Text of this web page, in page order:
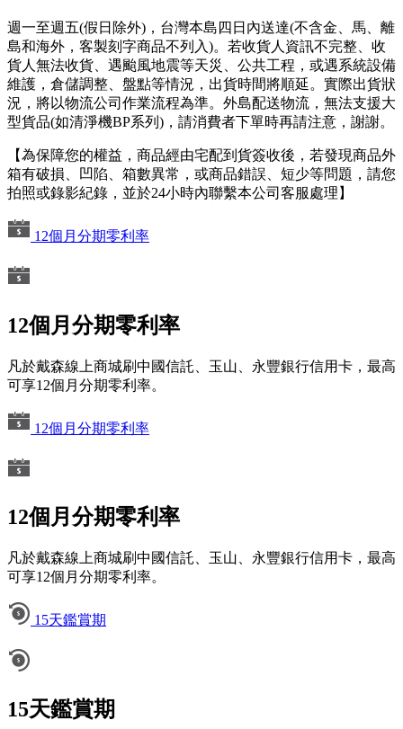
週一至週五(假日除外)，台灣本島四日內送達(不含金、馬、離
島和海外，客製刻字商品不列入)。若收貨人資訊不完整、收
貨人無法收貨、遇颱風地震等天災、公共工程，或遇系統設備
維護，倉儲調整、盤點等情況，出貨時間將順延。實際出貨狀
況，將以物流公司作業流程為準。外島配送物流，無法支援大
型貨品(如清淨機BP系列)，請消費者下單時再請注意，謝謝。
【為保障您的權益，商品經由宅配到貨簽收後，若發現商品外
箱有破損、凹陷、箱數異常，或商品錯誤、短少等問題，請您
拍照或錄影紀錄，並於24小時內聯繫本公司客服處理】
12個月分期零利率
12個月分期零利率
凡於戴森線上商城刷中國信託、玉山、永豐銀行信用卡，最高
可享12個月分期零利率。
12個月分期零利率
12個月分期零利率
凡於戴森線上商城刷中國信託、玉山、永豐銀行信用卡，最高
可享12個月分期零利率。
15天鑑賞期
15天鑑賞期